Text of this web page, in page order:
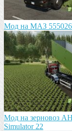
Мод на МАЗ 555026
Мод на зeрновоз
Simulator 22